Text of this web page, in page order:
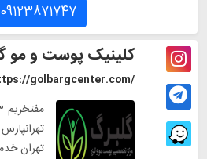
09123871747
کلینیک پوست و مو
golbargcenter.com/
تهران